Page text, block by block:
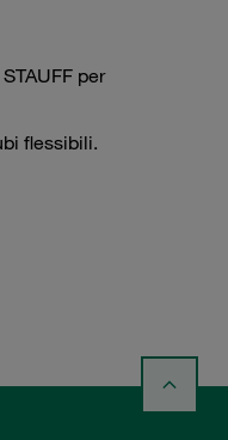
per
flessibili.